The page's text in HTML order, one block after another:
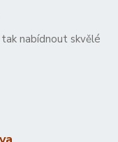
nabídnout skvělé